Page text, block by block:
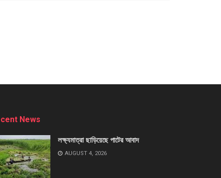
News
লক্ষ্যমাত্রা ছাড়িয়েছে পাটের আবাদ
AUGUST 4, 2026